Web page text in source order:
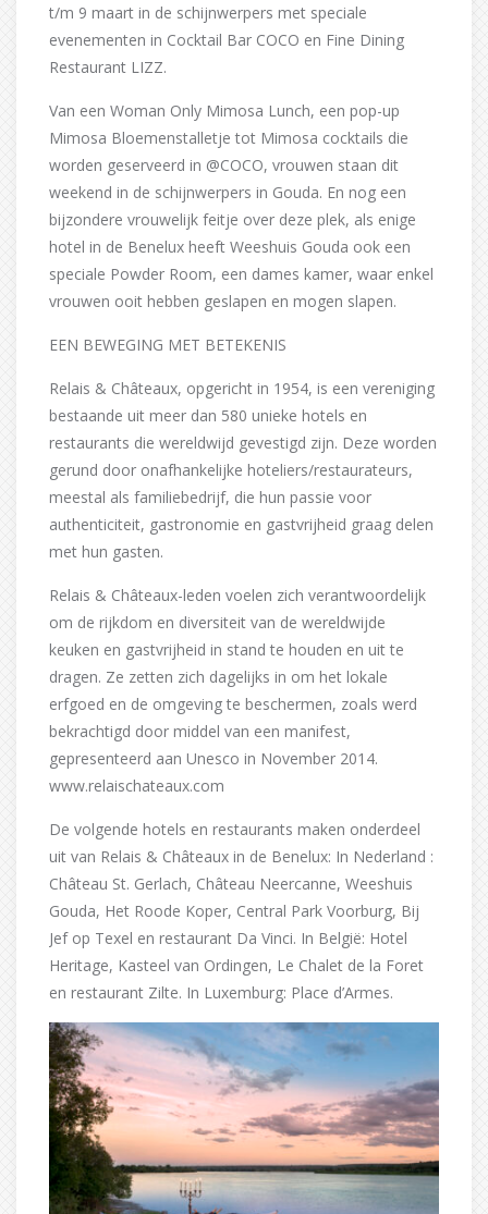
t/m 9 maart in de schijnwerpers met speciale
evenementen in Cocktail Bar COCO en Fine Dining
Restaurant LIZZ.
Van een Woman Only Mimosa Lunch, een pop-up
Mimosa Bloemenstalletje tot Mimosa cocktails die
worden geserveerd in @COCO, vrouwen staan dit
weekend in de schijnwerpers in Gouda. En nog een
bijzondere vrouwelijk feitje over deze plek, als enige
hotel in de Benelux heeft Weeshuis Gouda ook een
speciale Powder Room, een dames kamer, waar enkel
vrouwen ooit hebben geslapen en mogen slapen.
EEN BEWEGING MET BETEKENIS
Relais & Châteaux, opgericht in 1954, is een vereniging
bestaande uit meer dan 580 unieke hotels en
restaurants die wereldwijd gevestigd zijn. Deze worden
gerund door onafhankelijke hoteliers/restaurateurs,
meestal als familiebedrijf, die hun passie voor
authenticiteit, gastronomie en gastvrijheid graag delen
met hun gasten.
Relais & Châteaux-leden voelen zich verantwoordelijk
om de rijkdom en diversiteit van de wereldwijde
keuken en gastvrijheid in stand te houden en uit te
dragen. Ze zetten zich dagelijks in om het lokale
erfgoed en de omgeving te beschermen, zoals werd
bekrachtigd door middel van een manifest,
gepresenteerd aan Unesco in November 2014.
www.relaischateaux.com
De volgende hotels en restaurants maken onderdeel
uit van Relais & Châteaux in de Benelux: In Nederland :
Château St. Gerlach, Château Neercanne, Weeshuis
Gouda, Het Roode Koper, Central Park Voorburg, Bij
Jef op Texel en restaurant Da Vinci. In België: Hotel
Heritage, Kasteel van Ordingen, Le Chalet de la Foret
en restaurant Zilte. In Luxemburg: Place d’Armes.